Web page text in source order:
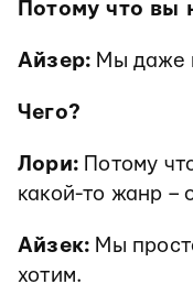
Потому что вы
Айзер: Мы даже
Чего?
Лори: Потому
какой-то жанр –
Айзек: Мы
хотим.